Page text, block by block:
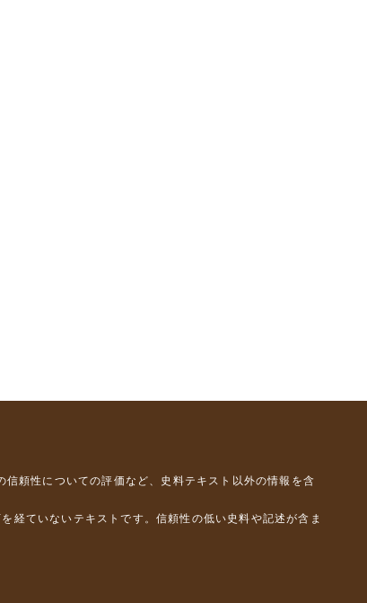
頼性についての評価など、史料テキスト以外の情報を含
経ていないテキストです。信頼性の低い史料や記述が含ま